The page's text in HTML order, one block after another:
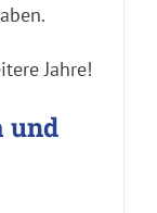
Jahre!
und